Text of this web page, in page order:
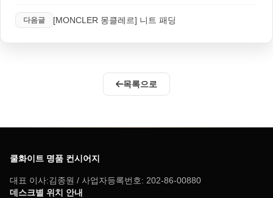
다음글 [MONCLER 몽클레르] 니트 패딩
목록으로
쿨화이트 명품 컨시어지
대표 이사:김종원 / 사업자등록번호: 202-86-00880
데스크별 위치 안내